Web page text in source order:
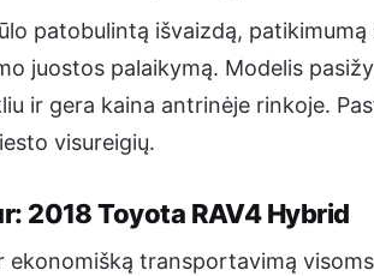
patobulintą išvaizdą, patikimumą
juostos palaikymą. Modelis
ir gera kaina antrinėje rinkoje.
visureigių.
2018 Toyota RAV4 Hybrid
transportavimą